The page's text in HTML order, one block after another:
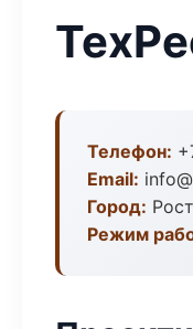
Телефон:
Email:
Город:
Режим